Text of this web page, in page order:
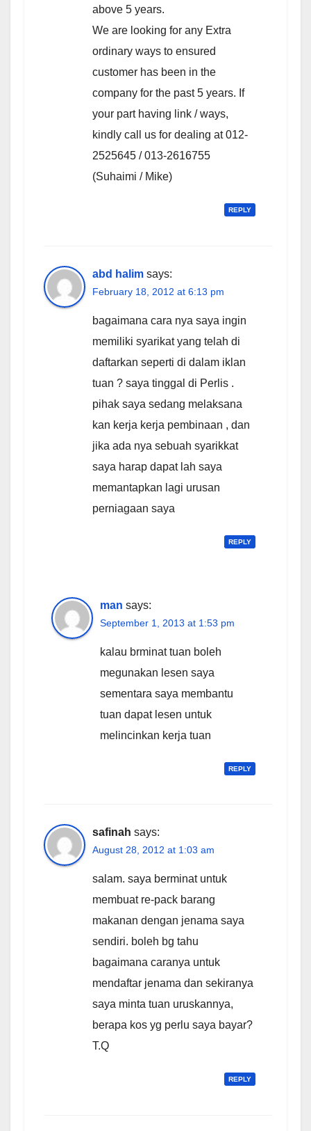
above 5 years.
We are looking for any Extra
ordinary ways to ensured
customer has been in the
company for the past 5 years. If
your part having link / ways,
kindly call us for dealing at 012-
2525645 / 013-2616755
(Suhaimi / Mike)
REPLY
abd halim says:
February 18, 2012 at 6:13 pm
bagaimana cara nya saya ingin
memiliki syarikat yang telah di
daftarkan seperti di dalam iklan
tuan ? saya tinggal di Perlis .
pihak saya sedang melaksana
kan kerja kerja pembinaan , dan
jika ada nya sebuah syarikkat
saya harap dapat lah saya
memantapkan lagi urusan
perniagaan saya
REPLY
man says:
September 1, 2013 at 1:53 pm
kalau brminat tuan boleh
megunakan lesen saya
sementara saya membantu
tuan dapat lesen untuk
melincinkan kerja tuan
REPLY
safinah says:
August 28, 2012 at 1:03 am
salam. saya berminat untuk
membuat re-pack barang
makanan dengan jenama saya
sendiri. boleh bg tahu
bagaimana caranya untuk
mendaftar jenama dan sekiranya
saya minta tuan uruskannya,
berapa kos yg perlu saya bayar?
T.Q
REPLY